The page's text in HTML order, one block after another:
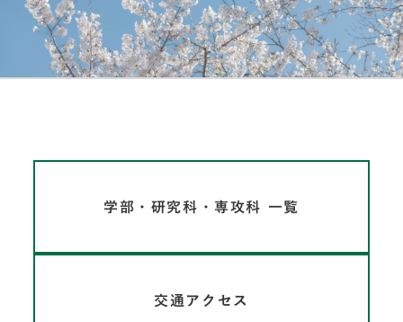
学部・研究科・専攻科 一覧
交通アクセス